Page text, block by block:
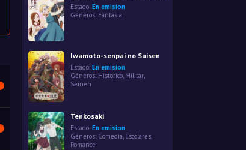
Estado: En emision
Géneros: Fantasía
Iwamoto-senpai no Suisen
Estado: En emision
Géneros: Historico, Militar
Seinen
Tenkosaki
Estado: En emision
Géneros: Comedia, Escolares
Romance